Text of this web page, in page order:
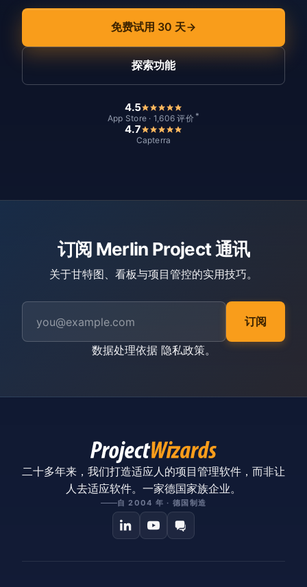
免费试用 30 天
探索功能
4.5
App Store · 1,606 评价 *
4.7
Capterra
订阅 Merlin Project 通讯
关于甘特图、看板与项目管控的实用技巧。
订阅
数据处理依据 隐私政策。
二十多年来，我们打造适应人的项目管理软件，而非让
人去适应软件。一家德国家族企业。
自 2004 年 · 德国制造